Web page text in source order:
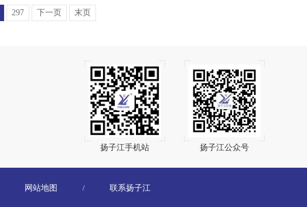
297 下一页 末页
扬子江手机站 扬子江公众号
网站地图 / 联系扬子江